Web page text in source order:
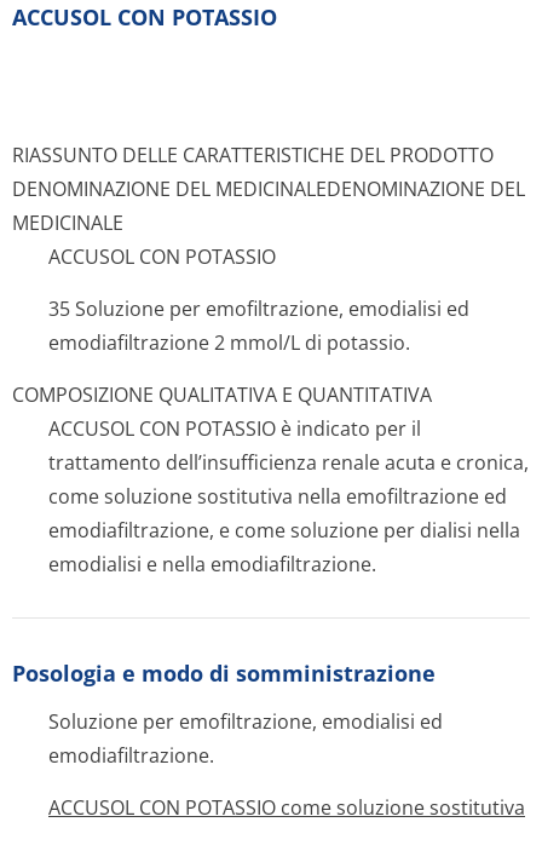
ACCUSOL CON POTASSIO
RIASSUNTO DELLE CARATTERISTICHE DEL PRODOTTO
DENOMINAZIONE DEL MEDICINALEDENOMINAZIONE DEL
MEDICINALE
ACCUSOL CON POTASSIO
35 Soluzione per emofiltrazione, emodialisi ed
emodiafiltrazione 2 mmol/L di potassio.
COMPOSIZIONE QUALITATIVA E QUANTITATIVA
ACCUSOL CON POTASSIO è indicato per il
trattamento dell’insufficienza renale acuta e cronica,
come soluzione sostitutiva nella emofiltrazione ed
emodiafiltrazione, e come soluzione per dialisi nella
emodialisi e nella emodiafiltrazione.
Posologia e modo di somministrazione
Soluzione per emofiltrazione, emodialisi ed
emodiafiltrazione.
ACCUSOL CON POTASSIO come soluzione sostitutiva